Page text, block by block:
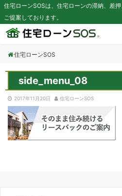
住宅ローンSOSは、住宅ローンの滞納、差
ご提案しております。
住宅ローンSOS
side_menu_08
2017年11月20日 住宅ローンSOS